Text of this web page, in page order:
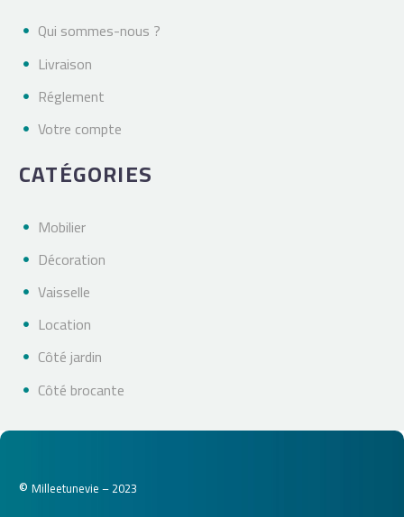
Qui sommes-nous ?
Livraison
Réglement
Votre compte
CATÉGORIES
Mobilier
Décoration
Vaisselle
Location
Côté jardin
Côté brocante
© Milleetunevie – 2023